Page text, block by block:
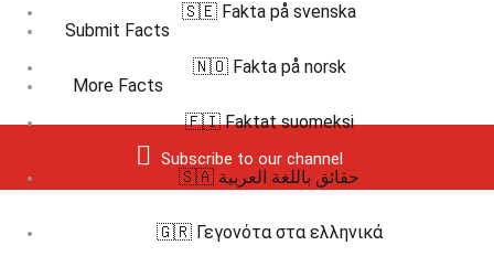
Submit Facts
More Facts
Subscribe to our channel
🇸🇪 Fakta på svenska
🇳🇴 Fakta på norsk
🇫🇮 Faktat suomeksi
🇸🇦 حقائق باللغة العربية
🇬🇷 Γεγονότα στα ελληνικά